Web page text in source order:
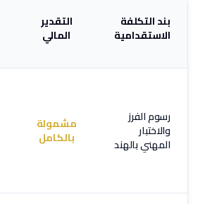
بند التكلفة
الاستقدامية
التقدير
المالي
رسوم الفرز
والاختبار
المهني بالهند
مشمولة
بالكامل